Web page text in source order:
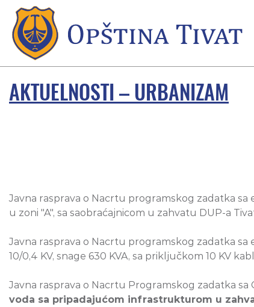
AKTUELNOSTI – URBANIZAM
Javna rasprava o Nacrtu programskog zadatka
u zoni "A", sa saobraćajnicom u zahvatu DUP-a
Javna rasprava o Nacrtu programskog zadatka
10/0,4 KV, snage 630 KVA, sa priključkom 10 KV
Javna rasprava o Nacrtu Programskog zadatka
voda sa pripadajućom infrastrukturom u